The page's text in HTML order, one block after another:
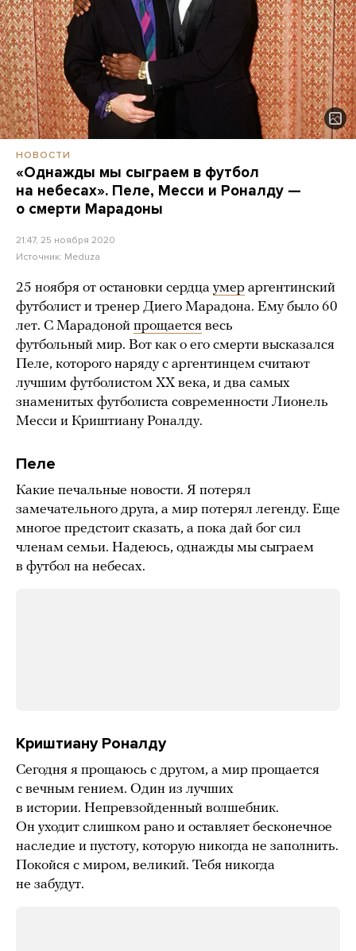
НОВОСТИ
«Однажды мы сыграем в футбол
на небесах». Пеле, Месси и Роналду —
о смерти Марадоны
21:47, 25 ноября 2020
Источник: Meduza
25 ноября от остановки сердца умер аргентинский
футболист и тренер Диего Марадона. Ему было 60
лет. С Марадоной прощается весь
футбольный мир. Вот как о его смерти высказался
Пеле, которого наряду с аргентинцем считают
лучшим футболистом XX века, и два самых
знаменитых футболиста современности Лионель
Месси и Криштиану Роналду.
Пеле
Какие печальные новости. Я потерял
замечательного друга, а мир потерял легенду. Еще
многое предстоит сказать, а пока дай бог сил
членам семьи. Надеюсь, однажды мы сыграем
в футбол на небесах.
Криштиану Роналду
Сегодня я прощаюсь с другом, а мир прощается
с вечным гением. Один из лучших
в истории. Непревзойденный волшебник.
Он уходит слишком рано и оставляет бесконечное
наследие и пустоту, которую никогда не заполнить.
Покойся с миром, великий. Тебя никогда
не забудут.